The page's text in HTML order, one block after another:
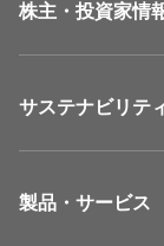
株主・投資家情
サステナビリテ
製品・サービス